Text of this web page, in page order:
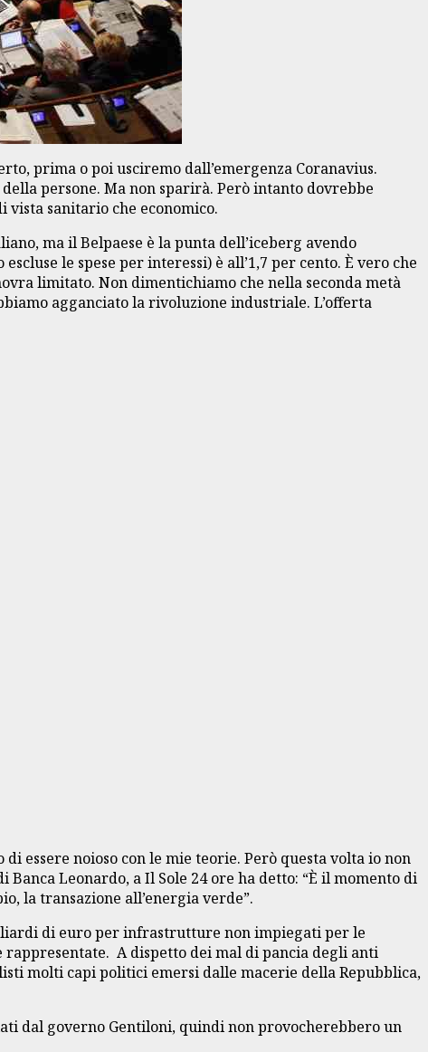
prima o poi usciremo dall’emergenza Coranavius.
persone. Ma non sparirà. Però intanto dovrebbe
sanitario che economico.
ma il Belpaese è la punta dell’iceberg avendo
le spese per interessi) è all’1,7 per cento. È vero che
limitato. Non dimentichiamo che nella seconda metà
agganciato la rivoluzione industriale. L’offerta
essere noioso con le mie teorie. Però questa volta io non
Leonardo, a Il Sole 24 ore ha detto: “È il momento di
la transazione all’energia verde”.
di euro per infrastrutture non impiegati per le
rappresentate. A dispetto dei mal di pancia degli anti
molti capi politici emersi dalle macerie della Repubblica,
dal governo Gentiloni, quindi non provocherebbero un